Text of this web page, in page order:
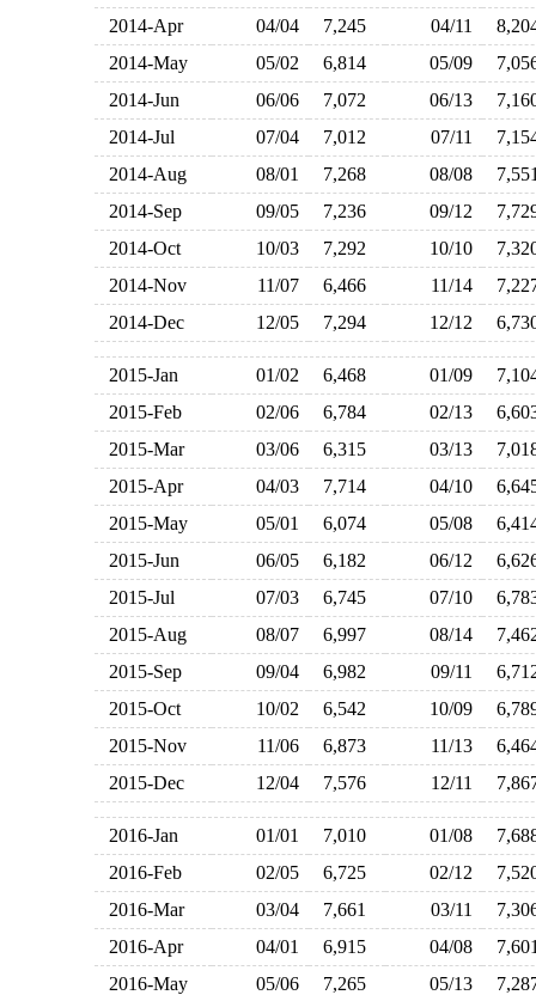
2014-Apr
04/04 7,245 04/11
2014-May
05/02 6,814 05/09
2014-Jun
06/06 7,072 06/13
2014-Jul
07/04 7,012 07/11
2014-Aug
08/01 7,268 08/08
2014-Sep
09/05 7,236 09/12
2014-Oct
10/03 7,292 10/10
2014-Nov
11/07 6,466 11/14
2014-Dec
12/05 7,294 12/12
2015-Jan 01/02 6,468 01/09
2015-Feb
02/06 6,784 02/13
2015-Mar
03/06 6,315 03/13
2015-Apr
04/03 7,714 04/10
2015-May
05/01 6,074 05/08
2015-Jun
06/05 6,182 06/12
2015-Jul
07/03 6,745 07/10
2015-Aug
08/07 6,997 08/14
2015-Sep
09/04 6,982 09/11
2015-Oct
10/02 6,542 10/09
2015-Nov
11/06 6,873 11/13
2015-Dec
12/04 7,576 12/11
2016-Jan 01/01 7,010 01/08
2016-Feb
02/05 6,725 02/12
2016-Mar
03/04 7,661 03/11
2016-Apr
04/01 6,915 04/08
2016-May
05/06 7,265 05/13